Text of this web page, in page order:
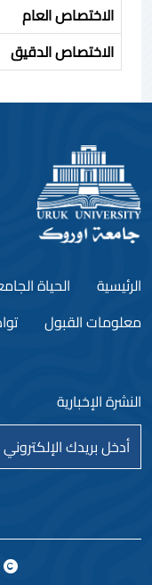
الاختصاص العام
الاختصاص الدقيق
الرئيسية الحياة
معلومات القبول
النشرة الإخبارية